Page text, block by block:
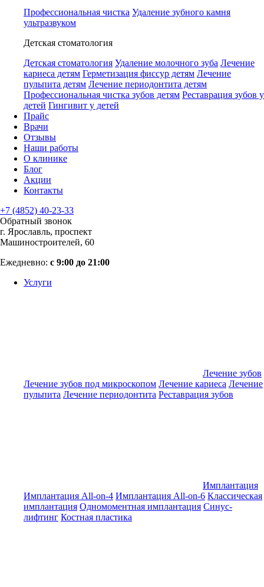
Профессиональная чистка Удаление зубного камня
ультразвуком
Детская стоматология
Детская стоматология Удаление молочного зуба Лечение
кариеса детям Герметизация фиссур детям Лечение
пульпита детям Лечение периодонтита детям
Профессиональная чистка зубов детям Реставрация зубов у
детей Гингивит у детей
Прайс
Врачи
Отзывы
Наши работы
О клинике
Блог
Акции
Контакты
+7 (4852) 40-23-33
Обратный звонок
г. Ярославль, проспект
Машиностроителей, 60
Ежедневно: с 9:00 до 21:00
Услуги
Лечение зубов
Лечение зубов под микроскопом Лечение кариеса Лечение
пульпита Лечение периодонтита Реставрация зубов
Имплантация
Имплантация All-on-4 Имплантация All-on-6 Классическая
имплантация Одномоментная имплантация Синус-
лифтинг Костная пластика